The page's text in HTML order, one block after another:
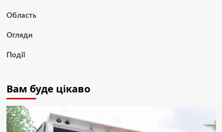
Область
Огляди
Події
Вам буде цікаво